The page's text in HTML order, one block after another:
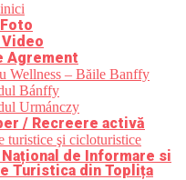
Agrement
Wellness – Băile Banffy
Bánffy
Urmánczy
/ Recreere activă
turistice şi cicloturistice
de Informare si
Turistica din Toplița